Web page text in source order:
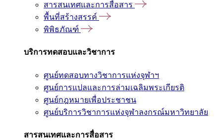
สารสนเทศและการสื่อสาร
พื้นที่สร้างสรรค์
พิพิธภัณฑ์
บริการทดสอบและวิชาการ
ศูนย์ทดสอบทางวิชาการแห่งจุฬาฯ
ศูนย์การแปลและการล่ามเฉลิมพระเกียรติ
ศูนย์กฎหมายเพื่อประชาชน
ศูนย์บริการวิชาการแห่งจุฬาลงกรณ์มหาวิทยาลัย
สารสนเทศและการสื่อสาร